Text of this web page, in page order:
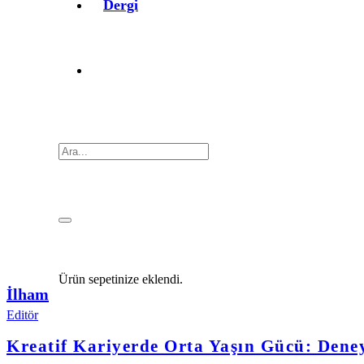
Dergi
Ürün sepetinize eklendi.
İlham
Editör
Kreatif Kariyerde Orta Yaşın Gücü: